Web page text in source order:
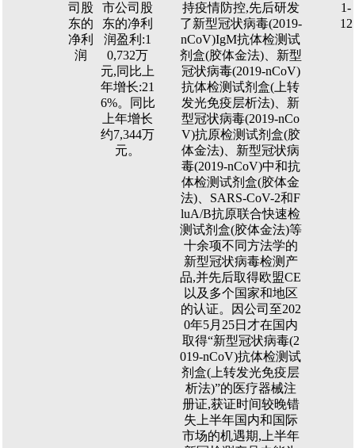
司股
东的
净利
润
市公司股
东的净利
润盈利:1
0,732万
元,同比上
年增长:21
6%。同比
上年增长
约7,344万
元。
持疫情防控,先后研发
了新型冠状病毒(2019-
nCoV)IgM抗体检测试
剂盒(胶体金法)、新型
冠状病毒(2019-nCoV)
抗体检测试剂盒(上转
发光免疫层析法)、新
型冠状病毒(2019-nCo
V)抗原检测试剂盒(胶
体金法)、新型冠状病
毒(2019-nCoV)中和抗
体检测试剂盒(胶体金
法)、SARS-CoV-2和F
luA/B抗原联合快速检
测试剂盒(胶体金法)等
十余项不同方法学的
新型冠状病毒检测产
品,并先后取得欧盟CE
以及多个国家和地区
的认证。因公司至202
0年5月25日才在国内
取得“新型冠状病毒(2
019-nCoV)抗体检测试
剂盒(上转发光免疫层
析法)”的医疗器械注
册证,获证时间较晚错
失上半年国内和国际
市场的机遇期,上半年
1-
12